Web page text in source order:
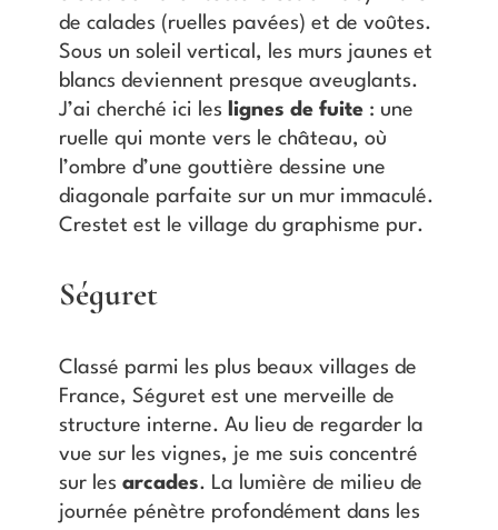
de calades (ruelles pavées) et de voûtes.
Sous un soleil vertical, les murs jaunes et
blancs deviennent presque aveuglants.
J’ai cherché ici les
lignes de fuite: une
ruelle qui monte vers le château, où
l’ombre d’une gouttière dessine une
diagonale parfaite sur un mur immaculé.
Crestet est le village du graphisme pur.
Séguret
Classé parmi les plus beaux villages de
France, Séguret est une merveille de
structure interne. Au lieu de regarder la
vue sur les vignes, je me suis concentré
sur les arcades. La lumière de milieu de
journée pénètre profondément dans les